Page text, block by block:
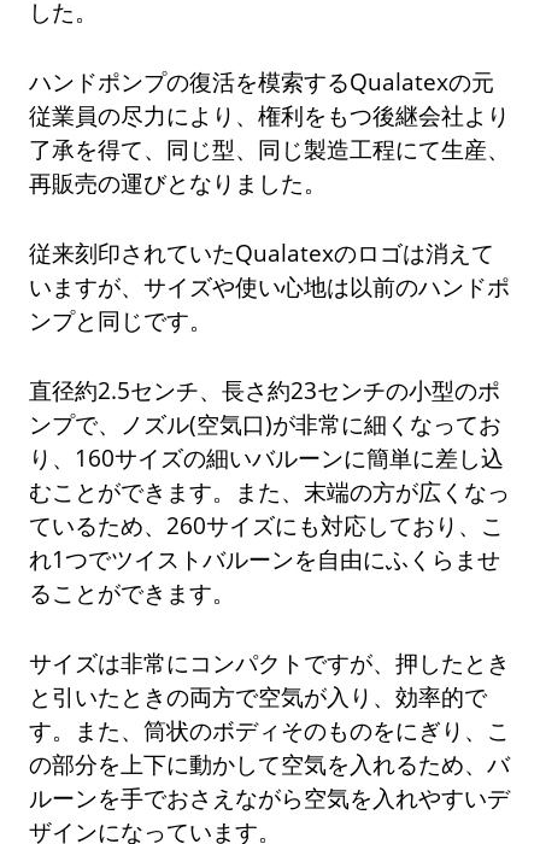
した。
ハンドポンプの復活を模索するQualatexの元
従業員の尽力により、権利をもつ後継会社より
了承を得て、同じ型、同じ製造工程にて生産、
再販売の運びとなりました。
従来刻印されていたQualatexのロゴは消えて
いますが、サイズや使い心地は以前のハンドポ
ンプと同じです。
直径約2.5センチ、長さ約23センチの小型のポ
ンプで、ノズル(空気口)が非常に細くなってお
り、160サイズの細いバルーンに簡単に差し込
むことができます。また、末端の方が広くなっ
ているため、260サイズにも対応しており、こ
れ1つでツイストバルーンを自由にふくらませ
ることができます。
サイズは非常にコンパクトですが、押したとき
と引いたときの両方で空気が入り、効率的で
す。また、筒状のボディそのものをにぎり、こ
の部分を上下に動かして空気を入れるため、バ
ルーンを手でおさえながら空気を入れやすいデ
ザインになっています。